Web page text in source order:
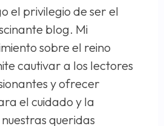
el privilegio de ser el
blog. Mi
sobre el reino
cautivar a los lectores
y ofrecer
el cuidado y la
queridas